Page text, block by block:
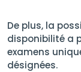
De plus, la
disponibilité a
examens
désignées.